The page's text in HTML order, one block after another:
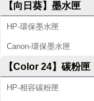
【向日葵】墨水匣
HP-環保墨水匣
Canon-環保墨水匣
【Color 24】碳粉匣
HP-相容碳粉匣